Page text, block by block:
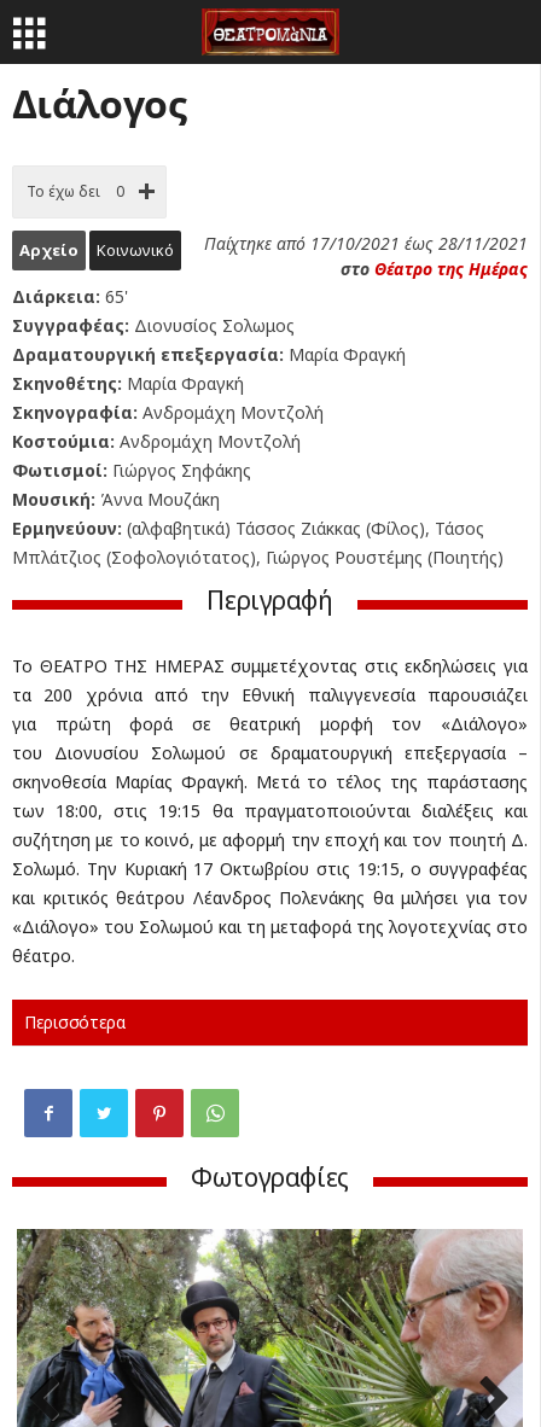
Διάλογος
Το έχω δει 0
Αρχείο Κοινωνικό
Παίχτηκε από 17/10/2021 έως 28/11/2021
στο Θέατρο της Ημέρας
Διάρκεια: 65'
Συγγραφέας: Διονυσίος Σολωμος
Δραματουργική επεξεργασία: Μαρία Φραγκή
Σκηνοθέτης: Μαρία Φραγκή
Σκηνογραφία: Ανδρομάχη Μοντζολή
Κοστούμια: Ανδρομάχη Μοντζολή
Φωτισμοί: Γιώργος Σηφάκης
Μουσική: Άννα Μουζάκη
Ερμηνεύουν: (αλφαβητικά) Τάσσος Ζιάκκας (Φίλος), Τάσος
Μπλάτζιος (Σοφολογιότατος), Γιώργος Ρουστέμης (Ποιητής)
Περιγραφή
Το ΘΕΑΤΡΟ ΤΗΣ ΗΜΕΡΑΣ συμμετέχοντας στις εκδηλώσεις για
τα 200 χρόνια από την Εθνική παλιγγενεσία παρουσιάζει
για πρώτη φορά σε θεατρική μορφή τον «Διάλογο»
του Διονυσίου Σολωμού σε δραματουργική επεξεργασία –
σκηνοθεσία Μαρίας Φραγκή. Μετά το τέλος της παράστασης
των 18:00, στις 19:15 θα πραγματοποιούνται διαλέξεις και
συζήτηση με το κοινό, με αφορμή την εποχή και τον ποιητή Δ.
Σολωμό. Την Κυριακή 17 Οκτωβρίου στις 19:15, ο συγγραφέας
και κριτικός θεάτρου Λέανδρος Πολενάκης θα μιλήσει για τον
«Διάλογο» του Σολωμού και τη μεταφορά της λογοτεχνίας στο
θέατρο.
Περισσότερα
Φωτογραφίες